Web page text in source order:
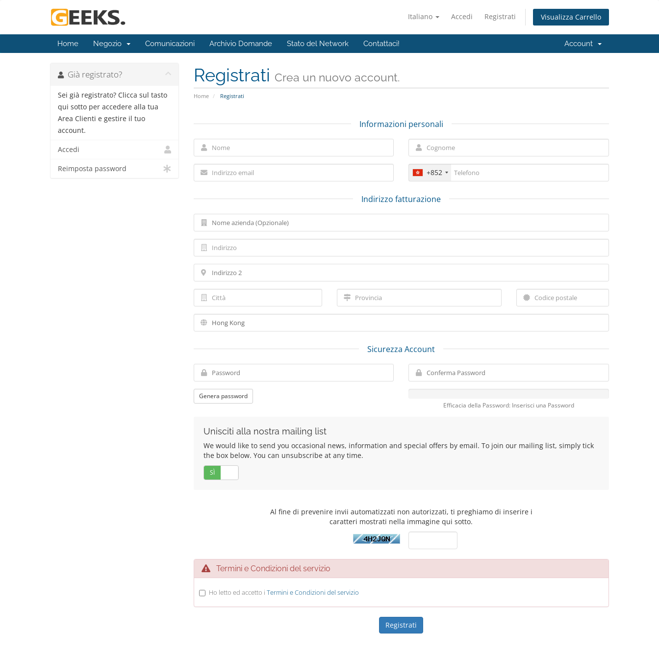
Italiano Accedi Registrati Visualizza Carrello
Home Negozio Comunicazioni Archivio Domande Stato del Network Contattaci! Account
Registrati Crea un nuovo account.
Home Registrati
Già registrato?
Sei già registrato? Clicca sul tasto
qui sotto per accedere alla tua
Area Clienti e gestire il tuo
account.
Accedi
Reimposta password
Informazioni personali
+852
Indirizzo fatturazione
Sicurezza Account
Genera password
Efficacia della Password: Inserisci una Password
Unisciti alla nostra mailing list
We would like to send you occasional news, information and special offers by email. To join our mailing list, simply tick
the box below. You can unsubscribe at any time.
SÌ
Al fine di prevenire invii automatizzati non autorizzati, ti preghiamo di inserire i
caratteri mostrati nella immagine qui sotto.
Termini e Condizioni del servizio
Ho letto ed accetto i Termini e Condizioni del servizio